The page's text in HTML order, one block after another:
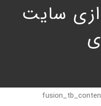
درباره ما
سایت